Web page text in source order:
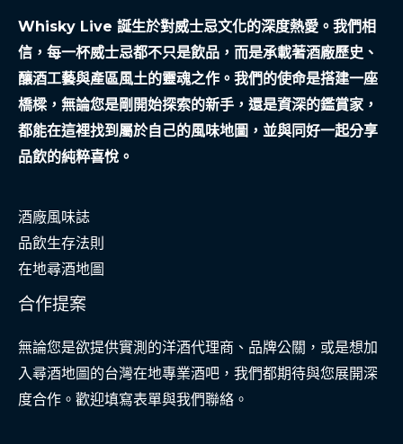
的
趨
勢
之
旅
Whisky Live 誕生於對威士忌文化的深度熱愛。我們相
信，每一杯威士忌都不只是飲品，而是承載著酒廠歷史、
釀酒工藝與產區風土的靈魂之作。我們的使命是搭建一座
橋樑，無論您是剛開始探索的新手，還是資深的鑑賞家，
都能在這裡找到屬於自己的風味地圖，並與同好一起分享
品飲的純粹喜悅。
酒廠風味誌
品飲生存法則
在地尋酒地圖
合作提案
無論您是欲提供實測的洋酒代理商、品牌公關，或是想加
入尋酒地圖的台灣在地專業酒吧，我們都期待與您展開深
度合作。歡迎填寫表單與我們聯絡。